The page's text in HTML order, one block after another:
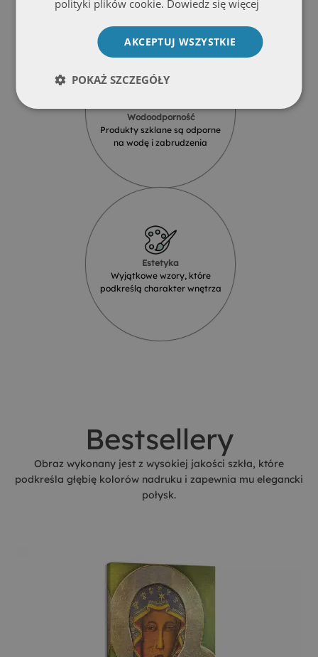
Wodoodporność
Produkty szklane są odporne
na wodę i zabrudzenia
Estetyka
Wyjątkowe wzory, które
podkreślą charakter wnętrza
Bestsellery
Obraz wykonany jest z wysokiej jakości szkła, które
podkreśla głębię kolorów nadruku i zapewnia mu elegancki
połysk.
polityki plików cookie. Dowiedz się więcej
AKCEPTUJ WSZYSTKIE
POKAŻ SZCZEGÓŁY